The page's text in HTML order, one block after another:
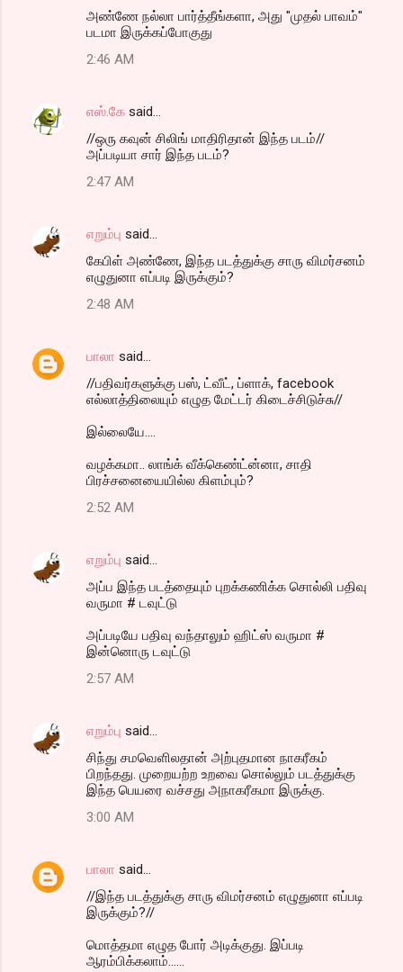
அண்ணே நல்லா பார்த்தீங்களா, அது "முதல் பாவம்"
படமா இருக்கப்போகுது
2:46 AM
எஸ்.கே said…
//ஒரு கவுன் சிலிங் மாதிரிதான் இந்த படம்//
அப்படியா சார் இந்த படம்?
2:47 AM
எறும்பு said…
கேபிள் அண்ணே, இந்த படத்துக்கு சாரு விமர்சனம்
எழுதுனா எப்படி இருக்கும்?
2:48 AM
பாலா said…
//பதிவர்களுக்கு பஸ், ட்வீட், ப்ளாக், facebook
எல்லாத்திலையும் எழுத மேட்டர் கிடைச்சிடுச்சு//
இல்லையே....
வழக்கமா.. லாங்க் வீக்கெண்ட்ன்னா, சாதி
பிரச்சனையையில்ல கிளம்பும்?
2:52 AM
எறும்பு said…
அப்ப இந்த படத்தையும் புறக்கணிக்க சொல்லி பதிவு
வருமா # டவுட்டு
அப்படியே பதிவு வந்தாலும் ஹிட்ஸ் வருமா #
இன்னொரு டவுட்டு
2:57 AM
எறும்பு said…
சிந்து சமவெளிலதான் அற்புதமான நாகரீகம்
பிறந்தது. முறையற்ற உறவை சொல்லும் படத்துக்கு
இந்த பெயரை வச்சது அநாகரீகமா இருக்கு.
3:00 AM
பாலா said…
//இந்த படத்துக்கு சாரு விமர்சனம் எழுதுனா எப்படி
இருக்கும்?//
மொத்தமா எழுத போர் அடிக்குது. இப்படி
ஆரம்பிக்கலாம்......